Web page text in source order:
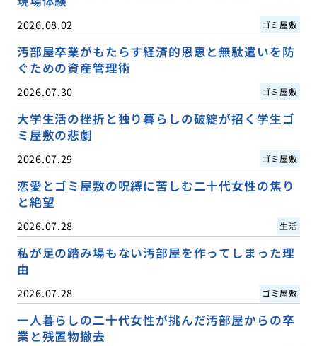
2026.08.02 ゴミ屋敷
汚部屋卒業がもたらす経済的恩恵と無駄遣いを防
ぐための資産管理術
2026.07.30 ゴミ屋敷
大学生活の挫折と独り暮らしの破綻が招く学生ゴ
ミ屋敷の悲劇
2026.07.29 ゴミ屋敷
恋愛とゴミ屋敷の呪縛に苦しむ二十代女性の焦り
と絶望
2026.07.28 生活
私が足の踏み場もない汚部屋を作ってしまった理
由
2026.07.28 ゴミ屋敷
一人暮らしの二十代女性が挑んだ汚部屋からの卒
業と残置物撤去